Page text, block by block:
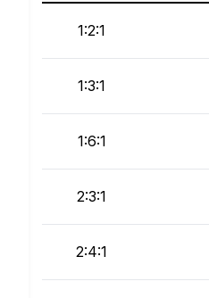
1:2:1
1:3:1
1:6:1
2:3:1
2:4:1